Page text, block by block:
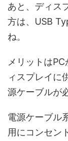
あと、ディス
方は、USB
ね。
メリットは
ィスプレイに
源ケーブルが
電源ケーブル
用にコンセン